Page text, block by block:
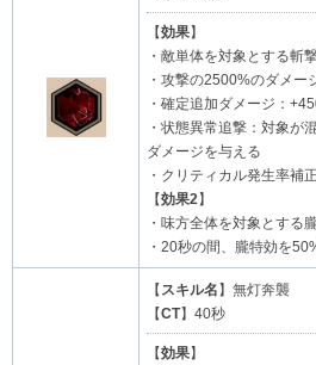
【効果】
・敵単体を対象とする斬
・攻撃の2500%のダメー
・確定追加ダメージ：
・状態異常追撃：対象が
ダメージを与える
・クリティカル発生率補
【効果2 】
・味方全体を対象とする
・20秒の間、朧特効を
【 スキル名 】無灯奔襲
【CT】40秒
【効果】